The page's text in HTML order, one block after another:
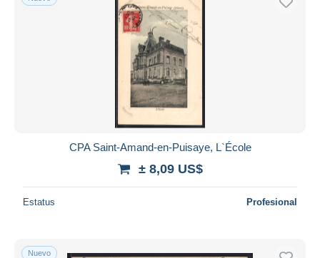
CPA Saint-Amand-en-Puisaye, L`École
± 8,09 US$
Estatus Profesional
Nuevo